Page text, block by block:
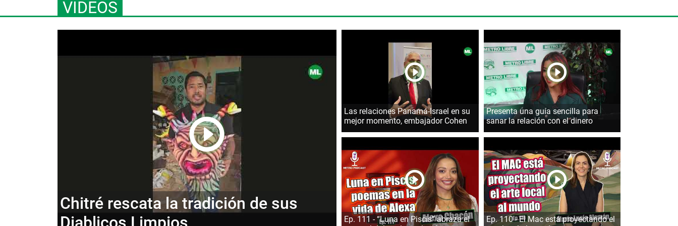
VIDEOS
Chitré rescata la tradición de sus
Las relaciones Panamá-Israel en su
mejor momento, embajador Cohen
Presenta una guía sencilla para
sanar la relación con el dinero
Ep. 111 - “Luna en Piscis” abraza el
Ep. 110 - El Mac está proyectando el